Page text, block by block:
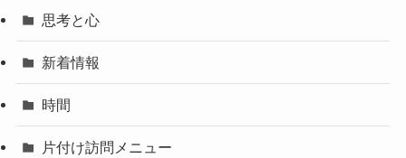
思考と心
新着情報
時間
片付け訪問メニュー